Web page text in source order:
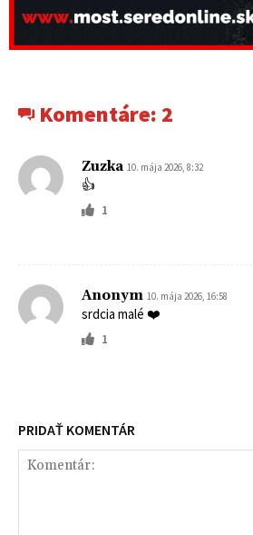
Komentáre: 2
Zuzka 10. mája 2026, 8:32
👍
1
Anonym 10. mája 2026, 16:58
srdcia malé ❤️
1
PRIDAŤ KOMENTÁR